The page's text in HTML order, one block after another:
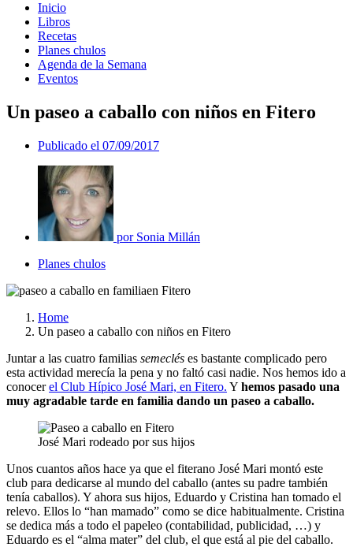
Inicio
Libros
Recetas
Planes chulos
Agenda de la Semana
Eventos
Un paseo a caballo con niños en Fitero
Publicado el 07/09/2017
porSonia Millán
Planes chulos
Home
Un paseo a caballo con niños en Fitero
Juntar a las cuatro familias semeclés es bastante complicado pero
esta actividad merecía la pena y no faltó casi nadie. Nos hemos ido a
conocerel Club Hípico José Mari, en Fitero. Y hemos pasado una
muy agradable tarde en familia dando un paseo a caballo.
José Mari rodeado por sus hijos
Unos cuantos años hace ya que el fiterano José Mari montó este
club para dedicarse al mundo del caballo (antes su padre también
tenía caballos). Y ahora sus hijos, Eduardo y Cristina han tomado el
relevo. Ellos lo “han mamado” como se dice habitualmente. Cristina
se dedica más a todo el papeleo (contabilidad, publicidad, …) y
Eduardo es el “alma mater” del club, el que está al pie del caballo.